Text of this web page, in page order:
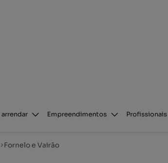
arrendar Empreendimentos Profissionais
Fornelo e Vairão